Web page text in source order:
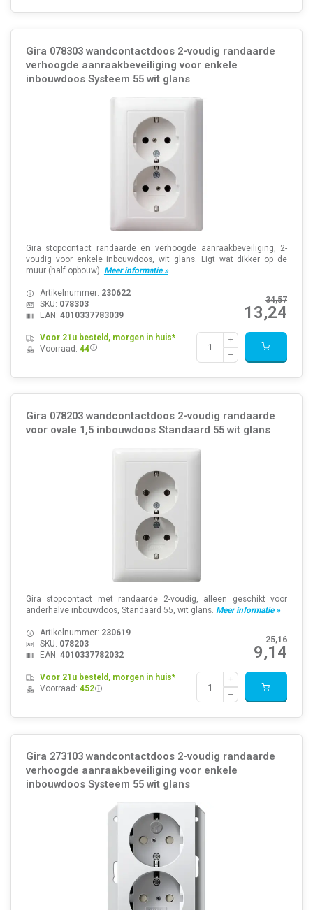
Gira 078303 wandcontactdoos 2-voudig randaarde
verhoogde aanraakbeveiliging voor enkele
inbouwdoos Systeem 55 wit glans
Gira stopcontact randaarde en verhoogde aanraakbeveiliging, 2-
voudig voor enkele inbouwdoos, wit glans. Ligt wat dikker op de
muur (half opbouw). Meer informatie »
34,57
13,24
Artikelnummer: 230622
SKU: 078303
EAN: 4010337783039
Voor 21u besteld, morgen in huis*
Voorraad: 44
Gira 078203 wandcontactdoos 2-voudig randaarde
voor ovale 1,5 inbouwdoos Standaard 55 wit glans
Gira stopcontact met randaarde 2-voudig, alleen geschikt voor
anderhalve inbouwdoos, Standaard 55, wit glans. Meer informatie »
25,16
9,14
Artikelnummer: 230619
SKU: 078203
EAN: 4010337782032
Voor 21u besteld, morgen in huis*
Voorraad: 452
Gira 273103 wandcontactdoos 2-voudig randaarde
verhoogde aanraakbeveiliging voor enkele
inbouwdoos Systeem 55 wit glans